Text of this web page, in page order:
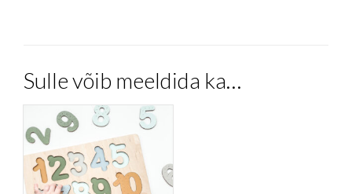
Sulle võib meeldida ka…